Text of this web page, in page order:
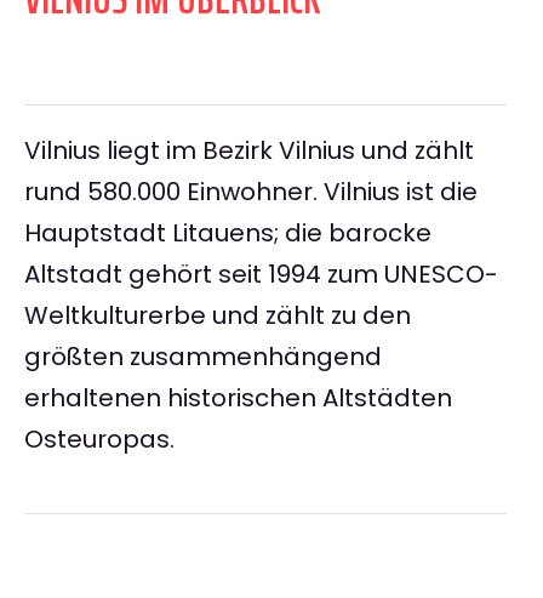
Vilnius liegt im Bezirk Vilnius und zählt
rund 580.000 Einwohner. Vilnius ist die
Hauptstadt Litauens; die barocke
Altstadt gehört seit 1994 zum UNESCO-
Weltkulturerbe und zählt zu den
größten zusammenhängend
erhaltenen historischen Altstädten
Osteuropas.